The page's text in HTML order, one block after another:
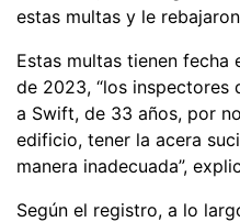
estas multas y le
Estas multas tienen fecha
de 2023, “los inspectores
a Swift, de 33 años, por
edificio, tener la acera
manera inadecuada”,
Según el registro, a lo